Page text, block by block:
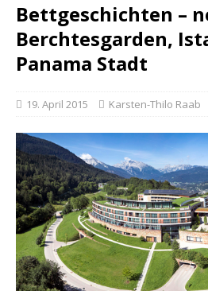
Bettgeschichten –
Berchtesgarden,
Panama Stadt
19. April 2015 Karsten-Thilo Raab